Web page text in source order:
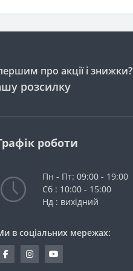
про акції і знижки?
розсилку
роботи
Пн - Пт: 09:00 - 19:00
Сб : 10:00 - 15:00
Нд : вихідний
в соціальних мережах: